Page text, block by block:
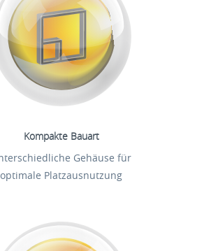
Kompakte Bauart
Gehäuse für
optimale Platzausnutzung